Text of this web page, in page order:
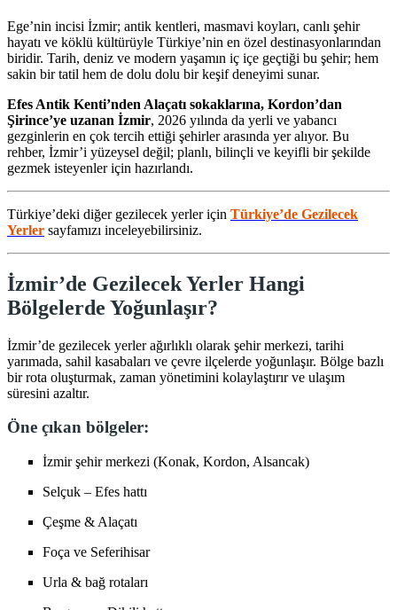
Ege’nin incisi İzmir; antik kentleri, masmavi koyları, canlı şehir
hayatı ve köklü kültürüyle Türkiye’nin en özel destinasyonlarından
biridir. Tarih, deniz ve modern yaşamın iç içe geçtiği bu şehir; hem
sakin bir tatil hem de dolu dolu bir keşif deneyimi sunar.
Efes Antik Kenti’nden Alaçatı sokaklarına, Kordon’dan
Şirince’ye uzanan İzmir, 2026 yılında da yerli ve yabancı
gezginlerin en çok tercih ettiği şehirler arasında yer alıyor. Bu
rehber, İzmir’i yüzeysel değil; planlı, bilinçli ve keyifli bir şekilde
gezmek isteyenler için hazırlandı.
Türkiye’deki diğer gezilecek yerler için Türkiye’de Gezilecek
Yerler sayfamızı inceleyebilirsiniz.
İzmir’de Gezilecek Yerler Hangi
Bölgelerde Yoğunlaşır?
İzmir’de gezilecek yerler ağırlıklı olarak şehir merkezi, tarihi
yarımada, sahil kasabaları ve çevre ilçelerde yoğunlaşır. Bölge bazlı
bir rota oluşturmak, zaman yönetimini kolaylaştırır ve ulaşım
süresini azaltır.
Öne çıkan bölgeler:
İzmir şehir merkezi (Konak, Kordon, Alsancak)
Selçuk – Efes hattı
Çeşme & Alaçatı
Foça ve Seferihisar
Urla & bağ rotaları